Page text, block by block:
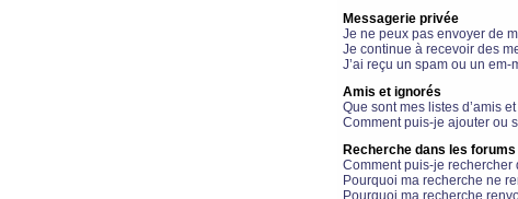
Messagerie privée
Je ne peux pas envoyer de
Je continue à recevoir des
J’ai reçu un spam ou un
Amis et ignorés
Que sont mes listes d’amis
Comment puis-je ajouter ou
Recherche dans les forums
Comment puis-je rechercher
Pourquoi ma recherche ne
Pourquoi ma recherche